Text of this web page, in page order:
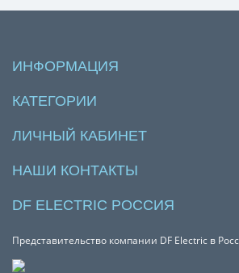
ИНФОРМАЦИЯ
КАТЕГОРИИ
ЛИЧНЫЙ КАБИНЕТ
НАШИ КОНТАКТЫ
DF ELECTRIC РОССИЯ
Представительство компании DF Electric в